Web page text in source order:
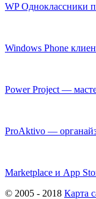
WP Одноклассники
Windows Phone
Power Project —
ProAktivo —
Marketplace и App
© 2005 - 2018 Карта